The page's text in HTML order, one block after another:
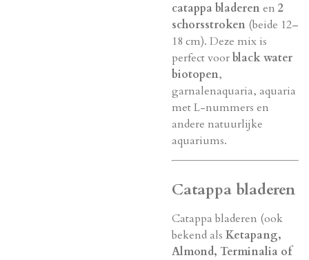
catappa bladerenen 2
schorsstroken (beide 12–
18 cm). Deze mix is
perfect voorblack water
biotopen,
garnalenaquaria, aquaria
met L-nummers en
andere natuurlijke
aquariums.
Catappa bladeren
Catappa bladeren (ook
bekend als Ketapang,
Almond, Terminalia of